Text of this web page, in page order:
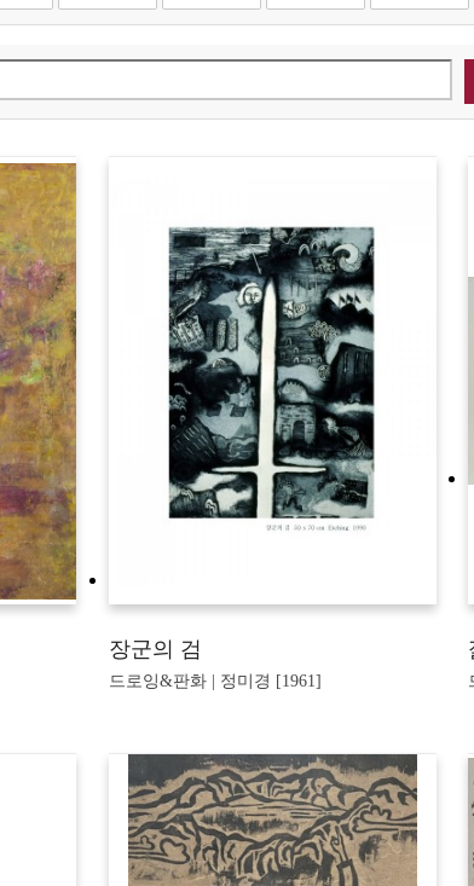
장군의 검
드로잉&판화 | 정미경 [1961]